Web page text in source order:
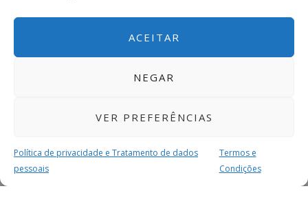
ACEITAR
NEGAR
VER PREFERÊNCIAS
Política de privacidade e Tratamento de dados
pessoais
Termos e
Condições